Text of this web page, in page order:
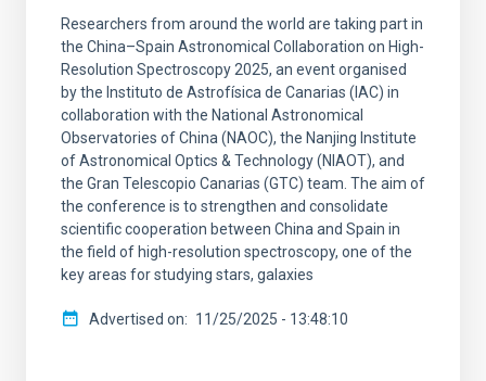
Researchers from around the world are taking part in
the China–Spain Astronomical Collaboration on High-
Resolution Spectroscopy 2025, an event organised
by the Instituto de Astrofísica de Canarias (IAC) in
collaboration with the National Astronomical
Observatories of China (NAOC), the Nanjing Institute
of Astronomical Optics & Technology (NIAOT), and
the Gran Telescopio Canarias (GTC) team. The aim of
the conference is to strengthen and consolidate
scientific cooperation between China and Spain in
the field of high-resolution spectroscopy, one of the
key areas for studying stars, galaxies
Advertised on 11/25/2025 - 13:48:10